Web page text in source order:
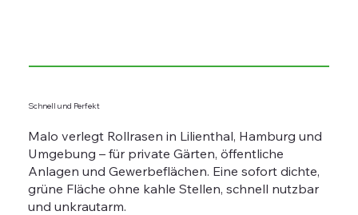
Schnell und Perfekt
Malo verlegt Rollrasen in Lilienthal, Hamburg und
Umgebung – für private Gärten, öffentliche
Anlagen und Gewerbeflächen. Eine sofort dichte,
grüne Fläche ohne kahle Stellen, schnell nutzbar
und unkrautarm.